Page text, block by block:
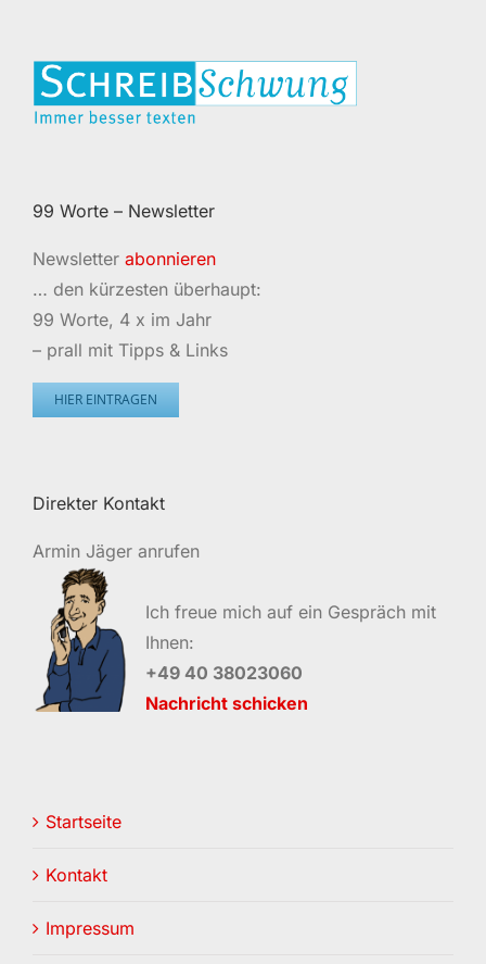
99 Worte – Newsletter
Newsletter abonnieren
… den kürzesten überhaupt:
99 Worte, 4 x im Jahr
– prall mit Tipps & Links
HIER EINTRAGEN
Direkter Kontakt
Armin Jäger anrufen
Ich freue mich auf ein Gespräch mit
Ihnen:
+49 40 38023060
Nachricht schicken
Startseite
Kontakt
Impressum